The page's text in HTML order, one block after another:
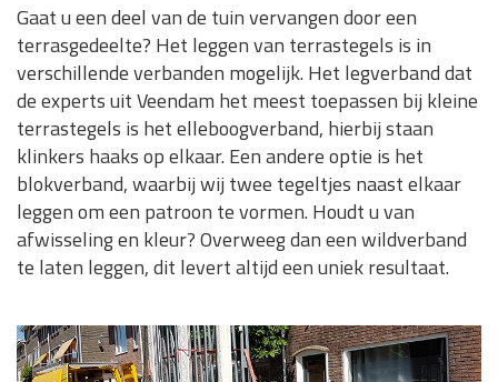
Gaat u een deel van de tuin vervangen door een
terrasgedeelte? Het leggen van terrastegels is in
verschillende verbanden mogelijk. Het legverband dat
de experts uit Veendam het meest toepassen bij kleine
terrastegels is het elleboogverband, hierbij staan
klinkers haaks op elkaar. Een andere optie is het
blokverband, waarbij wij twee tegeltjes naast elkaar
leggen om een patroon te vormen. Houdt u van
afwisseling en kleur? Overweeg dan een wildverband
te laten leggen, dit levert altijd een uniek resultaat.